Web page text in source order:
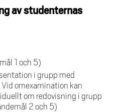
av studenternas
1 och 5)
i grupp med
omexamination kan
om redovisning i grupp
2 och 5)